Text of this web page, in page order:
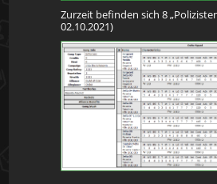
Zurzeit befinden sich 8
02.10.2021)